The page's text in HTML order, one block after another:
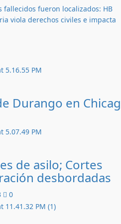
fallecidos fueron localizados: HB
viola derechos civiles e impacta
Durango en
de asilo; Cortes
desbordadas
0